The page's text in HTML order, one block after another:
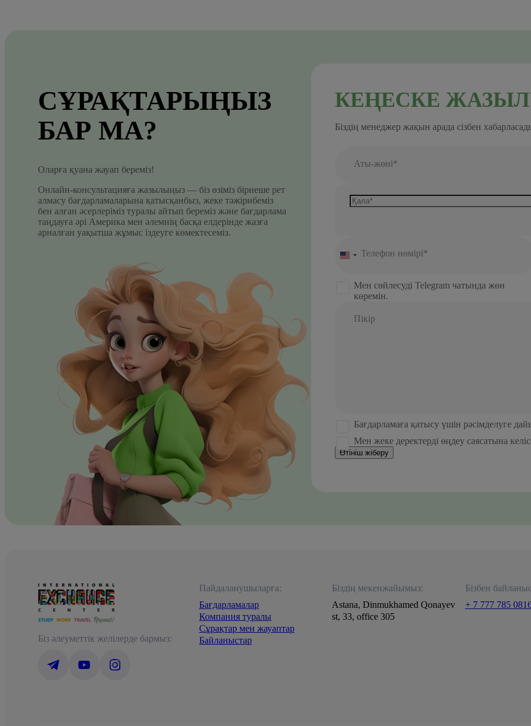
СҰРАҚТАРЫҢЫЗ
БАР МА?
Оларға қуана жауап береміз!
Онлайн-консультацияға жазылыңыз — біз өзіміз бірнеше рет
алмасу бағдарламаларына қатысқанбыз, жеке тәжірибеміз
бен алған әсерлеріміз туралы айтып береміз және бағдарлама
таңдауға әрі Америка мен әлемнің басқа елдерінде жазға
арналған уақытша жұмыс іздеуге көмектесеміз.
КЕҢЕСКЕ
Біздің менеджер жақын арада сізбен
Аты-жөні*
UnitedТелефон нөмірі*
Мен сөйлесуді Telegram чатында жөн
көремін.
Пікір
Бағдарламаға қатысу үшін рәсімделуге
Мен жеке деректерді өңдеу саясатына
Өтініш жіберу
Біз әлеуметтік желілерде бармыз:
Пайдаланушыларға:
Бағдарламалар
Компания туралы
Сұрақтар мен жауаптар
Байланыстар
Біздің мекенжайымыз:
Astana, Dinmukhamed Qonayev
st, 33, office 305
Бізбен
+ 7 777 785